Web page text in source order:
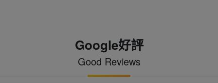
Google好評
Good Reviews